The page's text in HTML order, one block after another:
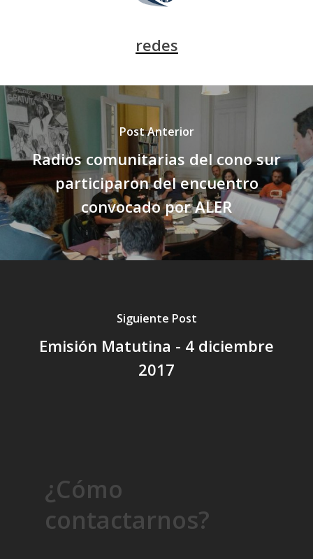
redes
Post Anterior
Radios comunitarias del cono sur
participaron del encuentro
convocado por ALER
Siguiente Post
Emisión Matutina - 4 diciembre
2017
¿Cómo
contactarnos?